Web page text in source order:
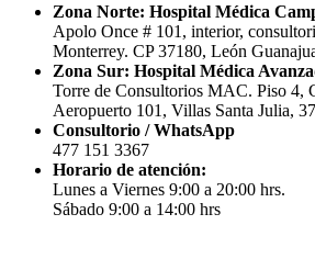
Zona Norte: Hospital Médica
Apolo Once # 101, interior,
Monterrey. CP 37180, León
Zona Sur: Hospital Médica
Torre de Consultorios MAC. Piso 4,
Aeropuerto 101, Villas Santa Julia,
Consultorio / WhatsApp
477 151 3367
Horario de atención:
Lunes a Viernes 9:00 a 20:00 hrs.
Sábado 9:00 a 14:00 hrs